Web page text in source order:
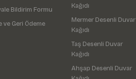
Bildirim Formu
ve Geri Ödeme
Kağıdı
Mermer Desenli Duvar
Kağıdı
Taş Desenli Duvar
Kağıdı
Ahşap Desenli Duvar